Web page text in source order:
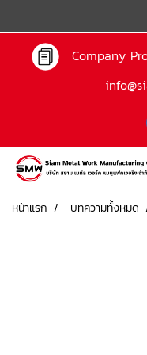
Company
หน้าแรก บทความทั้งหมด